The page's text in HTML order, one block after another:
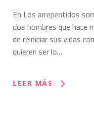
En Los arrepentidos
dos hombres que hace
de reiniciar sus vidas
quieren ser lo…
LEER MÁS